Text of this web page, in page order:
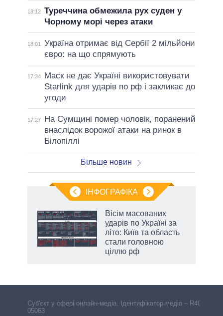
18:12 Туреччина обмежила рух суден у
Чорному морі через атаки
18:01
Україна отримає від Сербії 2 мільйони
євро: на що спрямують
17:34
Маск не дає Україні використовувати
Starlink для ударів по рф і закликає до
угоди
17:27
На Сумщині помер чоловік, поранений
внаслідок ворожої атаки на ринок в
Білопіллі
Більше новин
ІНФОГРАФІКА
Вісім масованих
ударів по Україні за
літо: Київ та область
стали головною
ціллю рф
Cуб'єкт у сфері онлайн-медіа. Ідентифікатор медіа – R40-
05063